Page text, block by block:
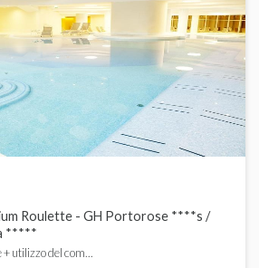
Roulette - GH Portorose ****s /
*****
utilizzo del com...